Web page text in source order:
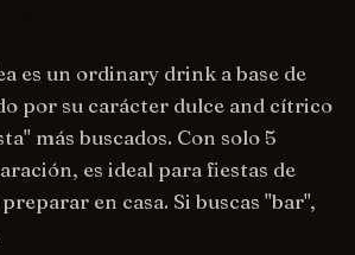
es un ordinary drink a base de
por su carácter dulce and cítrico
más buscados. Con solo 5
es ideal para fiestas de
en casa. Si buscas "bar",